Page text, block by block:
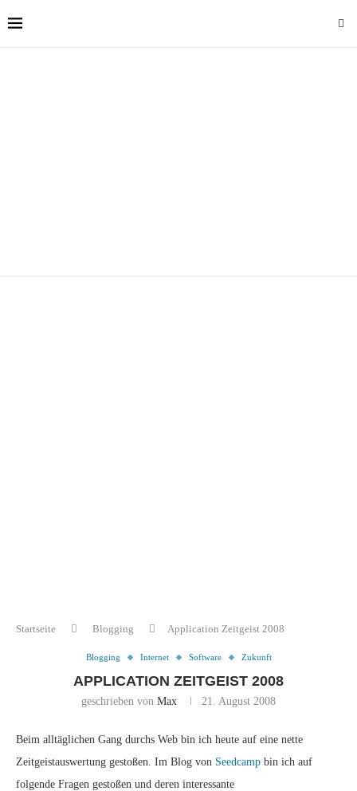
Startseite Blogging Application Zeitgeist 2008
Blogging Internet Software Zukunft
APPLICATION ZEITGEIST 2008
geschrieben von Max 21. August 2008
Beim alltäglichen Gang durchs Web bin ich heute auf eine nette
Zeitgeistauswertung gestoßen. Im Blog von Seedcamp bin ich auf
folgende Fragen gestoßen und deren interessante